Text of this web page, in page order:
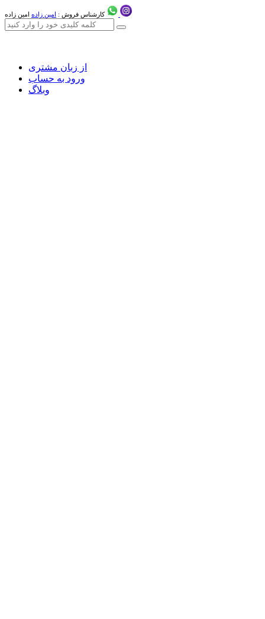
کارشناس فروش : امین زاده امین زاده
از زبان مشتری
ورود به حساب
وبلاگ